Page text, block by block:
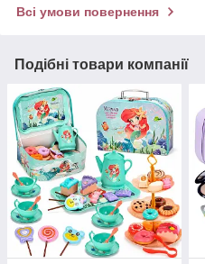
Всі умови повернення
Подібні товари компанії